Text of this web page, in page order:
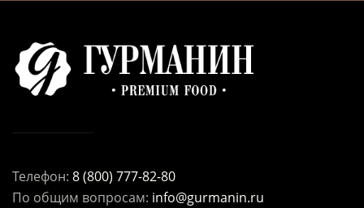
Телефон: 8 (800) 777-82-80
По общим вопросам: info@gurmanin.ru